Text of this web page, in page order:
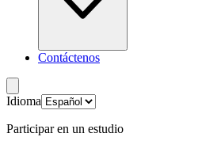
Contáctenos
Idioma
Participar en un estudio